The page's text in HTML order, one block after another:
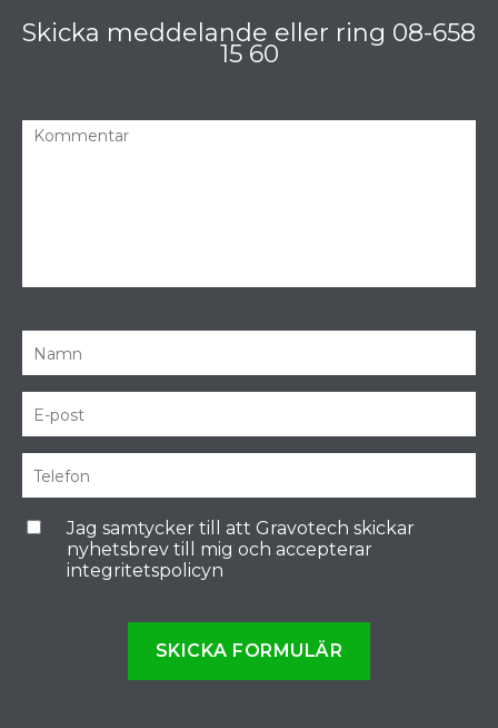
Skicka meddelande eller ring 08-658
15 60
Jag samtycker till att Gravotech skickar
nyhetsbrev till mig och accepterar
integritetspolicyn
SKICKA FORMULÄR